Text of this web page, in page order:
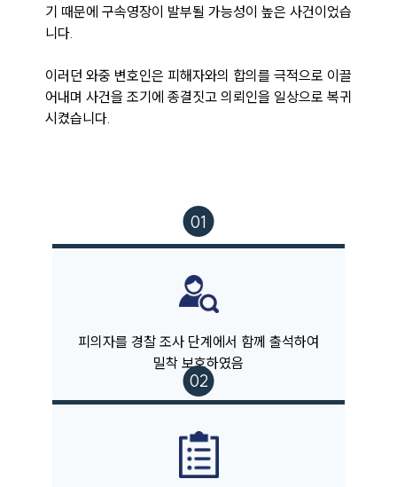
법률지식인
고객후기
업무분야
법률상담전문변호사
소식/자료
언론보도
법률 블로그
법률서식
뉴스레터/브로슈어
세미나
대륜법률상담예약
기 때문에 구속영장이 발부될 가능성이 높은 사건이었습
니다.
이러던 와중 변호인은 피해자와의 합의를 극적으로 이끌
어내며 사건을 조기에 종결짓고 의뢰인을 일상으로 복귀
시켰습니다.
피의자를 경찰 조사 단계에서 함께 출석하여
밀착 보호하였음